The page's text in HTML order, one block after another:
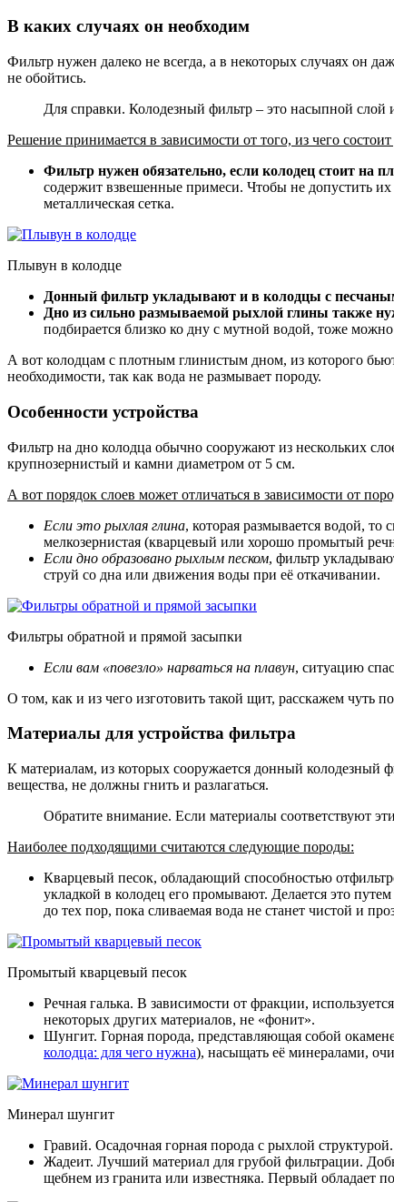
В каких случаях он необходим
Фильтр нужен далеко не всегда, а в некоторых случаях он
не обойтись.
Для справки. Колодезный фильтр – это насыпной слой
Решение принимается в зависимости от того, из чего
Фильтр нужен обязательно, если колодец стоит на
содержит взвешенные примеси. Чтобы не допустить
металлическая сетка.
Плывун в колодце
Донный фильтр укладывают и в колодцы с
Дно из сильно размываемой рыхлой глины также
подбирается близко ко дну с мутной водой, тоже можно
А вот колодцам с плотным глинистым дном, из которого
необходимости, так как вода не размывает породу.
Особенности устройства
Фильтр на дно колодца обычно сооружают из нескольких
крупнозернистый и камни диаметром от 5 см.
А вот порядок слоев может отличаться в зависимости от
Если это рыхлая глина, которая размывается водой, то
мелкозернистая (кварцевый или хорошо промытый
Если дно образовано рыхлым песком, фильтр
струй со дна или движения воды при её откачивании.
Фильтры обратной и прямой засыпки
Если вам «повезло» нарваться на плавун, ситуацию
О том, как и из чего изготовить такой щит, расскажем чуть
Материалы для устройства фильтра
К материалам, из которых сооружается донный колодезный
вещества, не должны гнить и разлагаться.
Обратите внимание. Если материалы соответствуют
Наиболее подходящими считаются следующие породы:
Кварцевый песок, обладающий способностью
укладкой в колодец его промывают. Делается это
до тех пор, пока сливаемая вода не станет чистой и
Промытый кварцевый песок
Речная галька. В зависимости от фракции,
некоторых других материалов, не «фонит».
Шунгит. Горная порода, представляющая собой
колодца: для чего нужна), насыщать её минералами,
Минерал шунгит
Гравий. Осадочная горная порода с рыхлой
Жадеит. Лучший материал для грубой фильтрации.
щебнем из гранита или известняка. Первый обладает